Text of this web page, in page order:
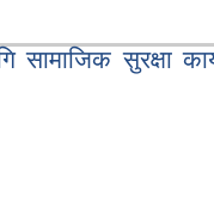
सामाजिक सुरक्षा